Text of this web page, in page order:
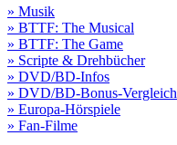
» Musik
» BTTF: The Musical
» BTTF: The Game
» Scripte & Drehbücher
» DVD/BD-Infos
» DVD/BD-Bonus-Vergleich
» Europa-Hörspiele
» Fan-Filme